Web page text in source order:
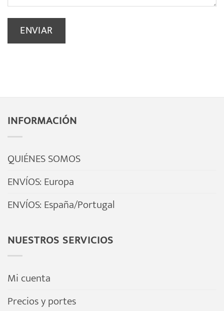
INFORMACIÓN
QUIÉNES SOMOS
ENVÍOS: Europa
ENVÍOS: España/Portugal
NUESTROS SERVICIOS
Mi cuenta
Precios y portes